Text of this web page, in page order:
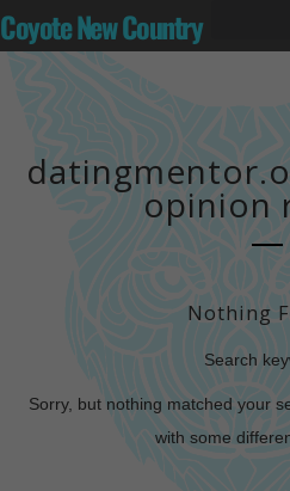
Coyote New Country
opinion
Nothing
Search
Sorry, but nothing matched your
with some